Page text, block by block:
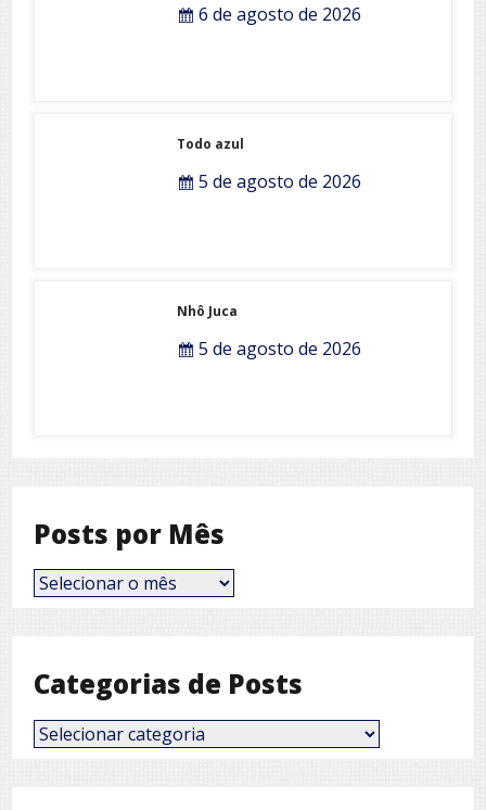
6 de agosto de 2026
Todo azul
5 de agosto de 2026
Nhô Juca
5 de agosto de 2026
Posts por Mês
Posts
por
Categorias de Posts
Categorias
de